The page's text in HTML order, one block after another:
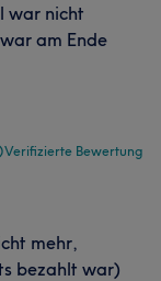
war nicht
am Ende
Verifizierte Bewertung
mehr,
bezahlt war)